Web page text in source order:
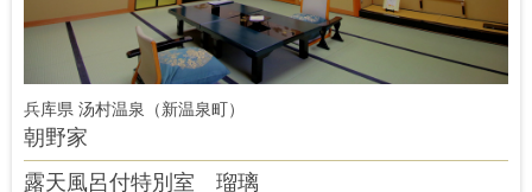
兵库県 汤村温泉（新温泉町）
朝野家
露天風呂付特別室 瑠璃